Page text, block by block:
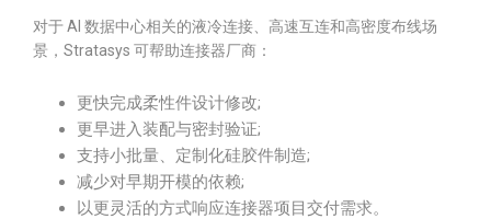
对于 AI 数据中心相关的液冷连接、高速互连和高密度布线场
景，Stratasys 可帮助连接器厂商：
更快完成柔性件设计修改;
更早进入装配与密封验证;
支持小批量、定制化硅胶件制造;
减少对早期开模的依赖;
以更灵活的方式响应连接器项目交付需求。